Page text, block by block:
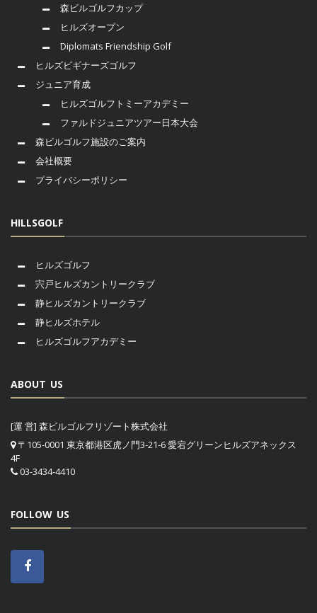
森ビルゴルフカップ
ヒルズオープン
Diplomats Friendship Golf
ヒルズビギナーズゴルフ
ジュニア育成
ヒルズゴルフトミーアカデミー
ファルドジュニアツアー日本大会
森ビルゴルフ施設のご案内
会社概要
プライバシーポリシー
HILLSGOLF
ヒルズゴルフ
宍戸ヒルズカントリークラブ
静ヒルズカントリークラブ
静ヒルズホテル
ヒルズゴルフアカデミー
ABOUT US
[運 営] 森ビルゴルフリゾート株式会社
〒105-0001 東京都港区虎ノ門3-21-6 愛宕グリーンヒルズアネックス
4F
03-3434-4410
FOLLOW US